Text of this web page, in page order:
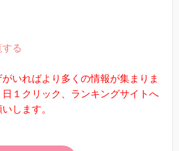
る
いればより多くの情報が集まりま
１クリック、ランキングサイトへ
します。